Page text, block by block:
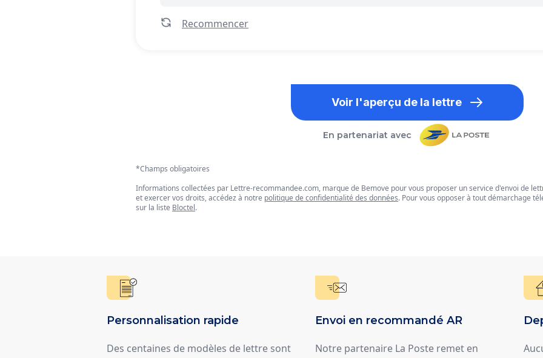
Recommencer
Voir l'aperçu de la lettre
En partenariat avec
*Champs obligatoires
Informations collectées par Lettre-recommandee.com, marque de Bemove pour vous proposer un service d'envoi de
et exercer vos droits, accédez à notre politique de confidentialité des données. Pour vous opposer à tout démarchage
sur la liste Bloctel.
Personnalisation rapide
Des centaines de modèles de lettre sont
Envoi en recommandé AR
Notre partenaire La Poste remet en